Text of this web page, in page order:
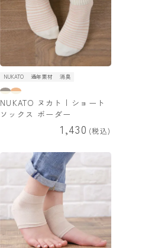
NUKATO 通年素材 消臭
NUKATO ヌカト | ショート
ソックス ボーダー
1,430 税込